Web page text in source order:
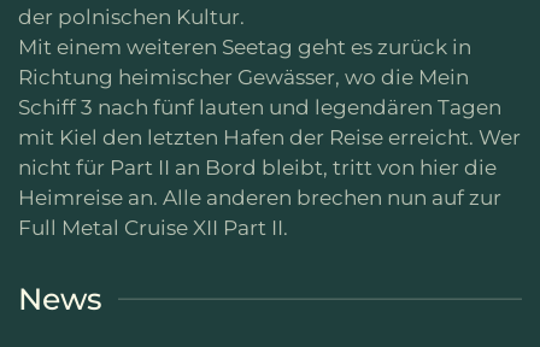
der polnischen Kultur.
Mit einem weiteren Seetag geht es zurück in
Richtung heimischer Gewässer, wo die Mein
Schiff 3 nach fünf lauten und legendären Tagen
mit Kiel den letzten Hafen der Reise erreicht. Wer
nicht für Part II an Bord bleibt, tritt von hier die
Heimreise an. Alle anderen brechen nun auf zur
Full Metal Cruise XII Part II.
News